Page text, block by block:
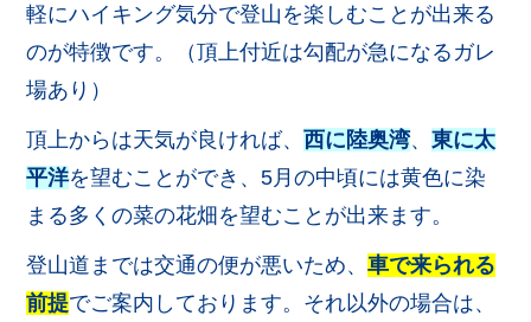
軽にハイキング気分で登山を楽しむことが出来る
のが特徴です。（頂上付近は勾配が急になるガレ
場あり）
頂上からは天気が良ければ、西に陸奥湾、東に太
平洋を望むことができ、5月の中頃には黄色に染
まる多くの菜の花畑を望むことが出来ます。
登山道までは交通の便が悪いため、車で来られる
前提でご案内しております。それ以外の場合は、